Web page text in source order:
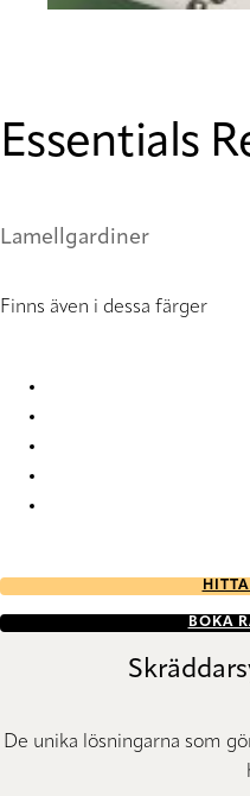
Essentials
Lamellgardiner
Finns även i dessa färger
BOKA
De unika lösningarna som